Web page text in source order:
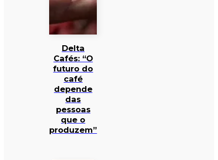
Delta
Cafés: “O
futuro do
café
depende
das
pessoas
que o
produzem”